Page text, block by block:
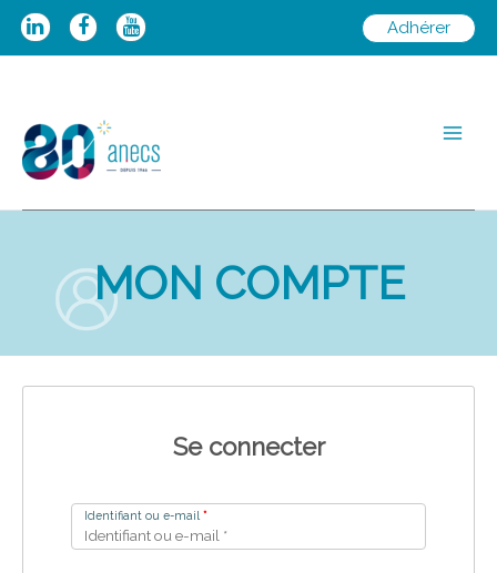
Aller
Adhérer
MON COMPTE
Se connecter
Identifiant ou e-mail *